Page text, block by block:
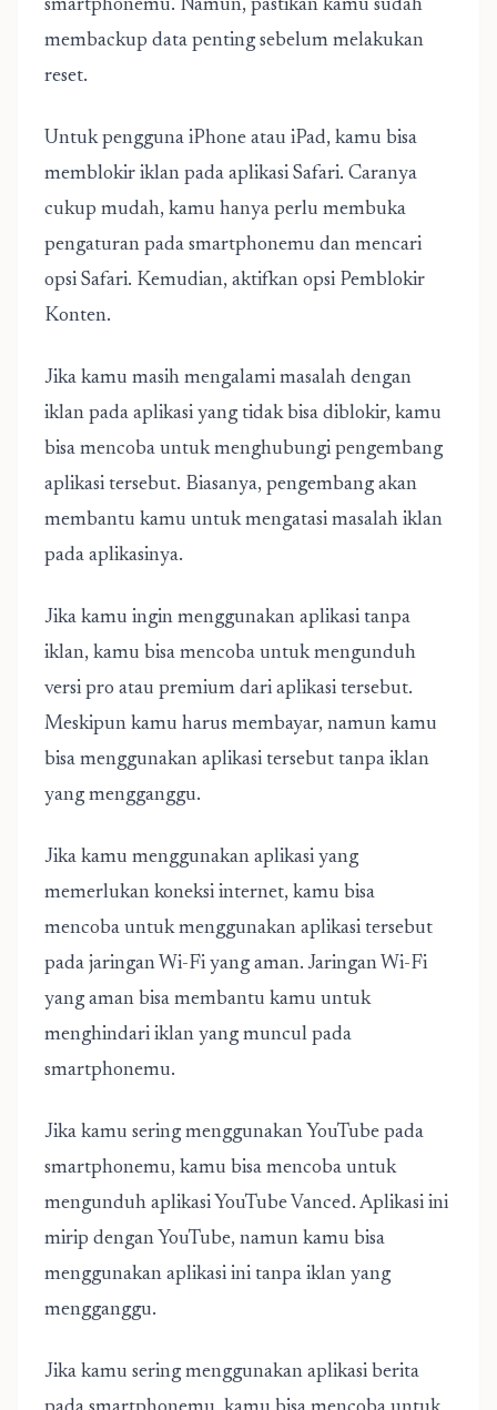
smartphonemu. Namun, pastikan kamu sudah
membackup data penting sebelum melakukan
reset.
Untuk pengguna iPhone atau iPad, kamu bisa
memblokir iklan pada aplikasi Safari. Caranya
cukup mudah, kamu hanya perlu membuka
pengaturan pada smartphonemu dan mencari
opsi Safari. Kemudian, aktifkan opsi Pemblokir
Konten.
Jika kamu masih mengalami masalah dengan
iklan pada aplikasi yang tidak bisa diblokir, kamu
bisa mencoba untuk menghubungi pengembang
aplikasi tersebut. Biasanya, pengembang akan
membantu kamu untuk mengatasi masalah iklan
pada aplikasinya.
Jika kamu ingin menggunakan aplikasi tanpa
iklan, kamu bisa mencoba untuk mengunduh
versi pro atau premium dari aplikasi tersebut.
Meskipun kamu harus membayar, namun kamu
bisa menggunakan aplikasi tersebut tanpa iklan
yang mengganggu.
Jika kamu menggunakan aplikasi yang
memerlukan koneksi internet, kamu bisa
mencoba untuk menggunakan aplikasi tersebut
pada jaringan Wi-Fi yang aman. Jaringan Wi-Fi
yang aman bisa membantu kamu untuk
menghindari iklan yang muncul pada
smartphonemu.
Jika kamu sering menggunakan YouTube pada
smartphonemu, kamu bisa mencoba untuk
mengunduh aplikasi YouTube Vanced. Aplikasi ini
mirip dengan YouTube, namun kamu bisa
menggunakan aplikasi ini tanpa iklan yang
mengganggu.
Jika kamu sering menggunakan aplikasi berita